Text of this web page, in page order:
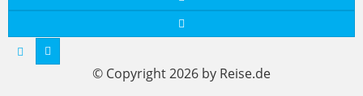
© Copyright 2026 by Reise.de